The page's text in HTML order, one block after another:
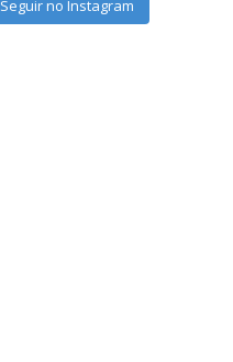
Seguir no Instagram